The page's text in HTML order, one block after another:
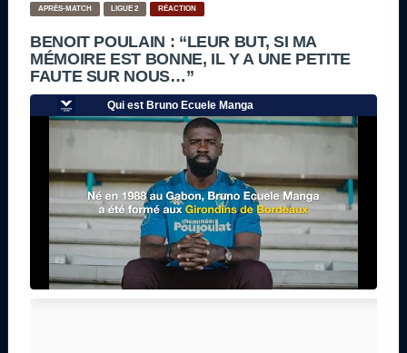
APRÈS-MATCH LIGUE 2 RÉACTION
BENOIT POULAIN : “LEUR BUT, SI MA
MÉMOIRE EST BONNE, IL Y A UNE PETITE
FAUTE SUR NOUS…”